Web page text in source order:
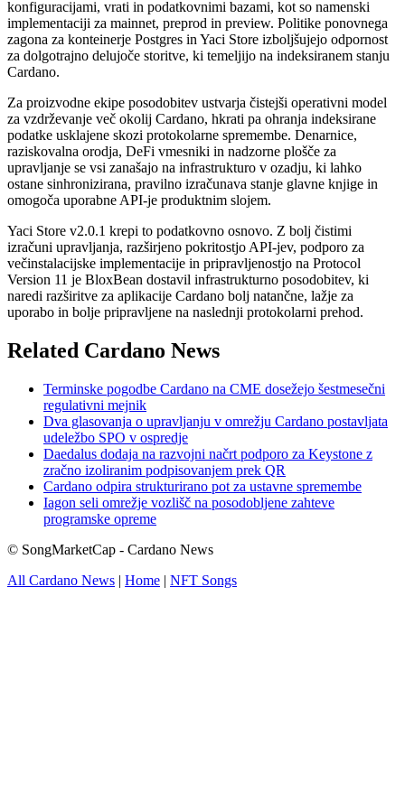
konfiguracijami, vrati in podatkovnimi bazami, kot so namenski
implementaciji za mainnet, preprod in preview. Politike ponovnega
zagona za konteinerje Postgres in Yaci Store izboljšujejo odpornost
za dolgotrajno delujoče storitve, ki temeljijo na indeksiranem stanju
Cardano.
Za proizvodne ekipe posodobitev ustvarja čistejši operativni model
za vzdrževanje več okolij Cardano, hkrati pa ohranja indeksirane
podatke usklajene skozi protokolarne spremembe. Denarnice,
raziskovalna orodja, DeFi vmesniki in nadzorne plošče za
upravljanje se vsi zanašajo na infrastrukturo v ozadju, ki lahko
ostane sinhronizirana, pravilno izračunava stanje glavne knjige in
omogoča uporabne API-je produktnim slojem.
Yaci Store v2.0.1 krepi to podatkovno osnovo. Z bolj čistimi
izračuni upravljanja, razširjeno pokritostjo API-jev, podporo za
večinstalacijske implementacije in pripravljenostjo na Protocol
Version 11 je BloxBean dostavil infrastrukturno posodobitev, ki
naredi razširitve za aplikacije Cardano bolj natančne, lažje za
uporabo in bolje pripravljene na naslednji protokolarni prehod.
Related Cardano News
Terminske pogodbe Cardano na CME dosežejo šestmesečni
regulativni mejnik
Dva glasovanja o upravljanju v omrežju Cardano postavljata
udeležbo SPO v ospredje
Daedalus dodaja na razvojni načrt podporo za Keystone z
zračno izoliranim podpisovanjem prek QR
Cardano odpira strukturirano pot za ustavne spremembe
Iagon seli omrežje vozlišč na posodobljene zahteve
programske opreme
© SongMarketCap - Cardano News
All Cardano News | Home | NFT Songs